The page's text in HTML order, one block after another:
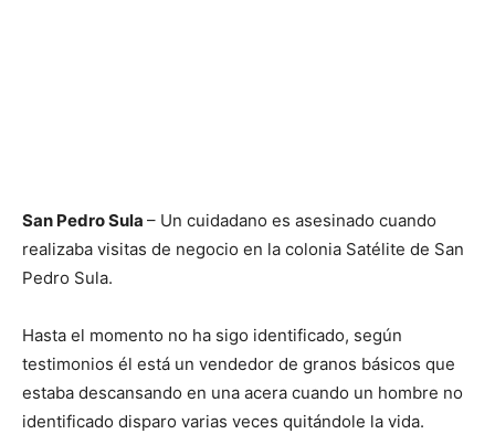
San Pedro Sula – Un cuidadano es asesinado cuando
realizaba visitas de negocio en la colonia Satélite de San
Pedro Sula.
Hasta el momento no ha sigo identificado, según
testimonios él está un vendedor de granos básicos que
estaba descansando en una acera cuando un hombre no
identificado disparo varias veces quitándole la vida.